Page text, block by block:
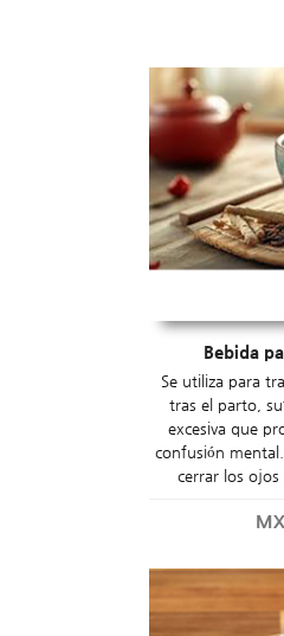
Bebida
Se utiliza para
tras el parto,
excesiva que
confusión
cerrar los ojos